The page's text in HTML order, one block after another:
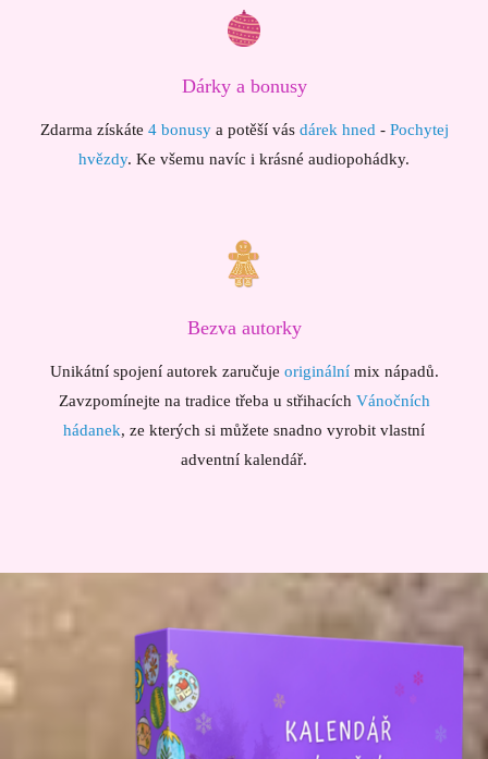
Dárky a bonusy
Zdarma získáte 4 bonusy a potěší vás dárek hned -Pochytej
hvězdy. Ke všemu navíc i krásné audiopohádky.
Bezva autorky
Unikátní spojení autorek zaručuje originální mix nápadů.
Zavzpomínejte na tradice třeba u střihacích Vánočních
hádanek, ze kterých si můžete snadno vyrobit vlastní
adventní kalendář.